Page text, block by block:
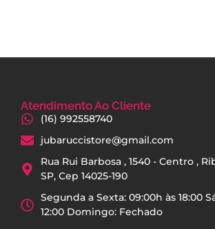
Atendimento Ao Cliente
(16) 992558740
jubaruccistore@gmail.com
Rua Rui Barbosa , 1540 - Centro ,
SP, Cep 14025-190
Segunda a Sexta: 09:00h às 18:00
12:00 Domingo: Fechado